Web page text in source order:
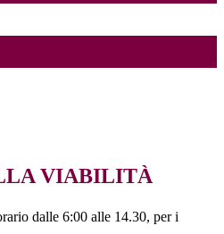
VIABILITÀ
dalle 6:00 alle 14.30, per i